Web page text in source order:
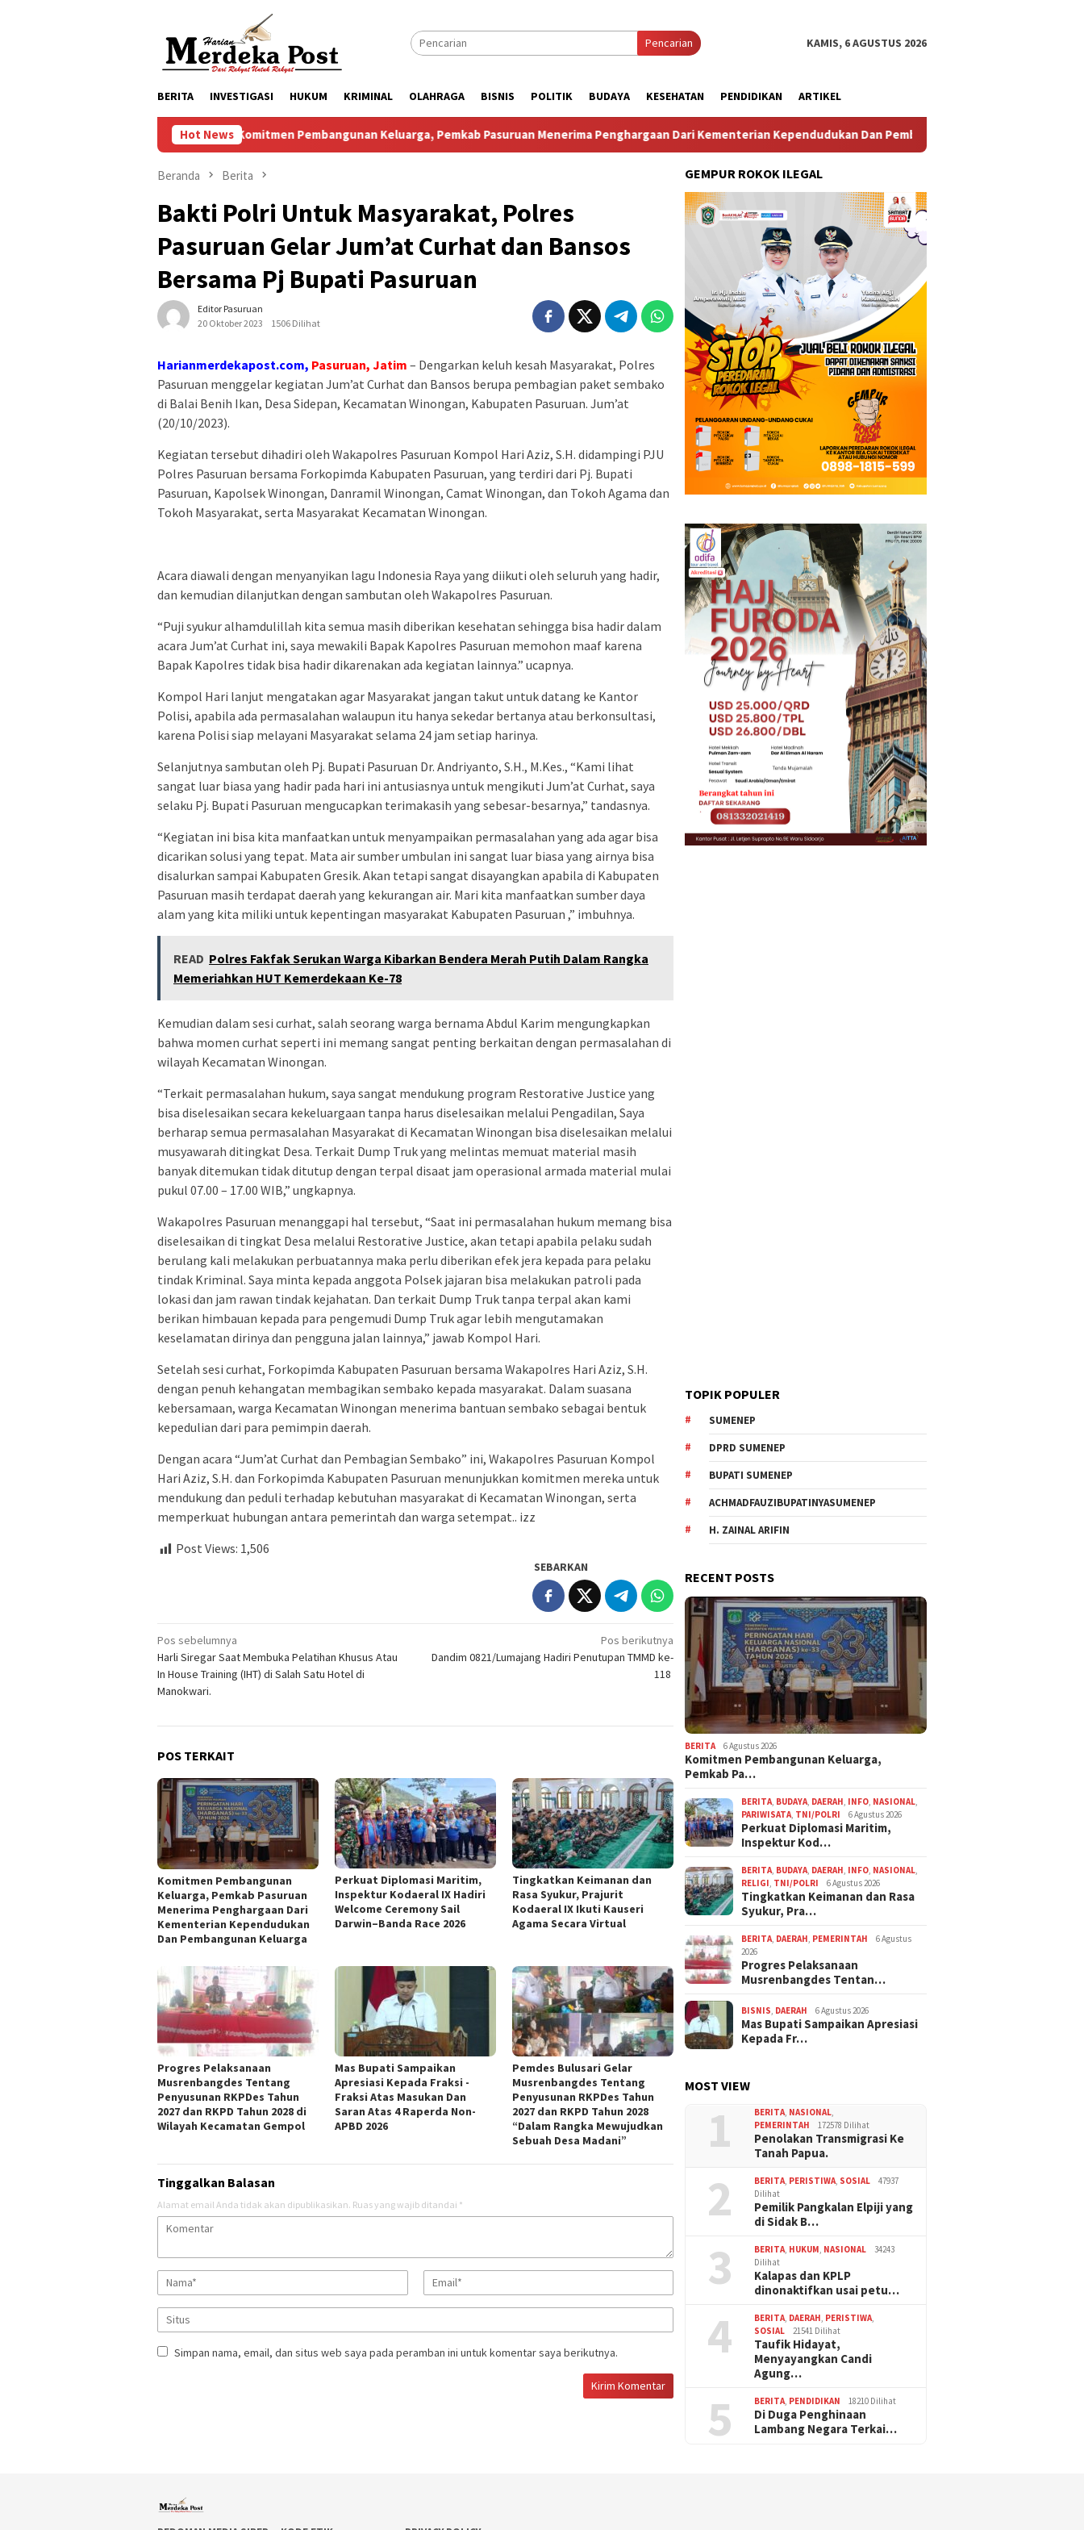
Pencarian KAMIS, 6 AGUSTUS 2026
BERITA INVESTIGASI HUKUM KRIMINAL OLAHRAGA BISNIS POLITIK BUDAYA KESEHATAN PENDIDIKAN ARTIKEL
Hot News
Komitmen Pembangunan Keluarga, Pemkab Pasuruan Menerima Penghargaan Dari Kementerian Kependudukan Dan Pembangunan Keluarga
Beranda Berita
Bakti Polri Untuk Masyarakat, Polres
Pasuruan Gelar Jum’at Curhat dan Bansos
Bersama Pj Bupati Pasuruan
Editor Pasuruan
20 Oktober 2023
1506 Dilihat
Harianmerdekapost.com, Pasuruan, Jatim – Dengarkan keluh kesah Masyarakat, Polres
Pasuruan menggelar kegiatan Jum’at Curhat dan Bansos berupa pembagian paket sembako
di Balai Benih Ikan, Desa Sidepan, Kecamatan Winongan, Kabupaten Pasuruan. Jum’at
(20/10/2023).
Kegiatan tersebut dihadiri oleh Wakapolres Pasuruan Kompol Hari Aziz, S.H. didampingi PJU
Polres Pasuruan bersama Forkopimda Kabupaten Pasuruan, yang terdiri dari Pj. Bupati
Pasuruan, Kapolsek Winongan, Danramil Winongan, Camat Winongan, dan Tokoh Agama dan
Tokoh Masyarakat, serta Masyarakat Kecamatan Winongan.
Acara diawali dengan menyanyikan lagu Indonesia Raya yang diikuti oleh seluruh yang hadir,
dan kemudian dilanjutkan dengan sambutan oleh Wakapolres Pasuruan.
“Puji syukur alhamdulillah kita semua masih diberikan kesehatan sehingga bisa hadir dalam
acara Jum’at Curhat ini, saya mewakili Bapak Kapolres Pasuruan memohon maaf karena
Bapak Kapolres tidak bisa hadir dikarenakan ada kegiatan lainnya.” ucapnya.
Kompol Hari lanjut mengatakan agar Masyarakat jangan takut untuk datang ke Kantor
Polisi, apabila ada permasalahan walaupun itu hanya sekedar bertanya atau berkonsultasi,
karena Polisi siap melayani Masyarakat selama 24 jam setiap harinya.
Selanjutnya sambutan oleh Pj. Bupati Pasuruan Dr. Andriyanto, S.H., M.Kes., “Kami lihat
sangat luar biasa yang hadir pada hari ini antusiasnya untuk mengikuti Jum’at Curhat, saya
selaku Pj. Bupati Pasuruan mengucapkan terimakasih yang sebesar-besarnya,” tandasnya.
“Kegiatan ini bisa kita manfaatkan untuk menyampaikan permasalahan yang ada agar bisa
dicarikan solusi yang tepat. Mata air sumber umbulan ini sangat luar biasa yang airnya bisa
disalurkan sampai Kabupaten Gresik. Akan tetapi sangat disayangkan apabila di Kabupaten
Pasuruan masih terdapat daerah yang kekurangan air. Mari kita manfaatkan sumber daya
alam yang kita miliki untuk kepentingan masyarakat Kabupaten Pasuruan ,” imbuhnya.
READ Polres Fakfak Serukan Warga Kibarkan Bendera Merah Putih Dalam Rangka
Memeriahkan HUT Kemerdekaan Ke-78
Kemudian dalam sesi curhat, salah seorang warga bernama Abdul Karim mengungkapkan
bahwa momen curhat seperti ini memang sangat penting berkaitan dengan permasalahan di
wilayah Kecamatan Winongan.
“Terkait permasalahan hukum, saya sangat mendukung program Restorative Justice yang
bisa diselesaikan secara kekeluargaan tanpa harus diselesaikan melalui Pengadilan, Saya
berharap semua permasalahan Masyarakat di Kecamatan Winongan bisa diselesaikan melalui
musyawarah ditingkat Desa. Terkait Dump Truk yang melintas memuat material masih
banyak ditemukan tidak ditutup dengan terpal disaat jam operasional armada material mulai
pukul 07.00 – 17.00 WIB,” ungkapnya.
Wakapolres Pasuruan menanggapi hal tersebut, “Saat ini permasalahan hukum memang bisa
diselesaikan di tingkat Desa melalui Restorative Justice, akan tetapi apabila pelaku sudah
berulang kali melakukan perbuatannya maka perlu diberikan efek jera kepada para pelaku
tindak Kriminal. Saya minta kepada anggota Polsek jajaran bisa melakukan patroli pada
lokasi dan jam rawan tindak kejahatan. Dan terkait Dump Truk tanpa terpal akan kami
berikan himbauan kepada para pengemudi Dump Truk agar lebih mengutamakan
keselamatan dirinya dan pengguna jalan lainnya,” jawab Kompol Hari.
Setelah sesi curhat, Forkopimda Kabupaten Pasuruan bersama Wakapolres Hari Aziz, S.H.
dengan penuh kehangatan membagikan sembako kepada masyarakat. Dalam suasana
kebersamaan, warga Kecamatan Winongan menerima bantuan sembako sebagai bentuk
kepedulian dari para pemimpin daerah.
Dengan acara “Jum’at Curhat dan Pembagian Sembako” ini, Wakapolres Pasuruan Kompol
Hari Aziz, S.H. dan Forkopimda Kabupaten Pasuruan menunjukkan komitmen mereka untuk
mendukung dan peduli terhadap kebutuhan masyarakat di Kecamatan Winongan, serta
memperkuat hubungan antara pemerintah dan warga setempat.. izz
Post Views: 1,506
SEBARKAN
Navigasi
pos
Pos sebelumnya
Harli Siregar Saat Membuka Pelatihan Khusus Atau
In House Training (IHT) di Salah Satu Hotel di
Manokwari.
Pos berikutnya
Dandim 0821/Lumajang Hadiri Penutupan TMMD ke-
118
POS TERKAIT
Komitmen Pembangunan
Keluarga, Pemkab Pasuruan
Menerima Penghargaan Dari
Kementerian Kependudukan
Dan Pembangunan Keluarga
Perkuat Diplomasi Maritim,
Inspektur Kodaeral IX Hadiri
Welcome Ceremony Sail
Darwin–Banda Race 2026
Tingkatkan Keimanan dan
Rasa Syukur, Prajurit
Kodaeral IX Ikuti Kauseri
Agama Secara Virtual
Progres Pelaksanaan
Musrenbangdes Tentang
Penyusunan RKPDes Tahun
2027 dan RKPD Tahun 2028 di
Wilayah Kecamatan Gempol
Mas Bupati Sampaikan
Apresiasi Kepada Fraksi -
Fraksi Atas Masukan Dan
Saran Atas 4 Raperda Non-
APBD 2026
Pemdes Bulusari Gelar
Musrenbangdes Tentang
Penyusunan RKPDes Tahun
2027 dan RKPD Tahun 2028
“Dalam Rangka Mewujudkan
Sebuah Desa Madani”
Tinggalkan Balasan
Alamat email Anda tidak akan dipublikasikan. Ruas yang wajib ditandai *
Simpan nama, email, dan situs web saya pada peramban ini untuk komentar saya berikutnya.
GEMPUR ROKOK ILEGAL
TOPIK POPULER
SUMENEP
DPRD SUMENEP
BUPATI SUMENEP
ACHMADFAUZIBUPATINYASUMENEP
H. ZAINAL ARIFIN
RECENT POSTS
BERITA 6 Agustus 2026
Komitmen Pembangunan Keluarga,
Pemkab Pa…
BERITA, BUDAYA, DAERAH, INFO, NASIONAL,
PARIWISATA, TNI/POLRI 6 Agustus 2026
Perkuat Diplomasi Maritim,
Inspektur Kod…
BERITA, BUDAYA, DAERAH, INFO, NASIONAL,
RELIGI, TNI/POLRI 6 Agustus 2026
Tingkatkan Keimanan dan Rasa
Syukur, Pra…
BERITA, DAERAH, PEMERINTAH
6 Agustus
2026
Progres Pelaksanaan
Musrenbangdes Tentan…
BISNIS, DAERAH 6 Agustus 2026
Mas Bupati Sampaikan Apresiasi
Kepada Fr…
MOST VIEW
1 BERITA, NASIONAL,
PEMERINTAH
172578 Dilihat
Penolakan Transmigrasi Ke
Tanah Papua.
2 BERITA, PERISTIWA, SOSIAL
47937
Dilihat
Pemilik Pangkalan Elpiji yang
di Sidak B…
3 BERITA, HUKUM, NASIONAL
34243
Dilihat
Kalapas dan KPLP
dinonaktifkan usai petu…
4 BERITA, DAERAH, PERISTIWA,
SOSIAL
21541 Dilihat
Taufik Hidayat,
Menyayangkan Candi
Agung…
5 BERITA, PENDIDIKAN 18210 Dilihat
Di Duga Penghinaan
Lambang Negara Terkai…